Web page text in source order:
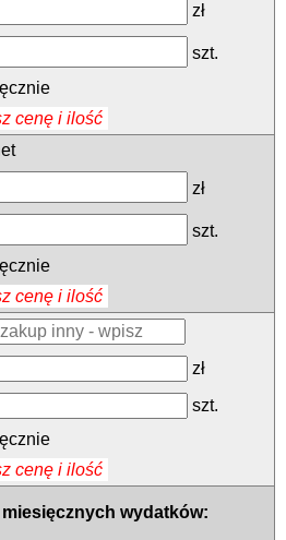
zł
szt.
cenę i ilość
zł
szt.
cenę i ilość
zł
szt.
cenę i ilość
wydatków: